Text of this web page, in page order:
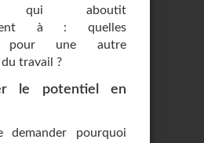
qui aboutit
à : quelles
pour une autre
travail ?
le potentiel en
pourquoi